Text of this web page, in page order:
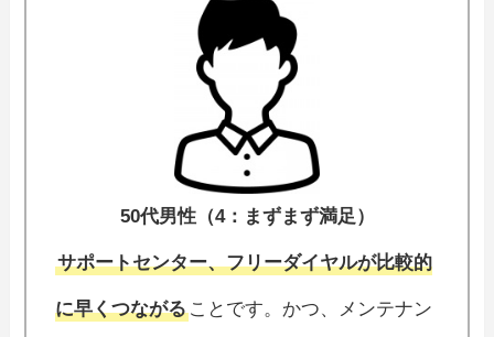
50代男性（4：まずまず満足）
サポートセンター、フリーダイヤルが比較的
に早くつながることです。かつ、メンテナン